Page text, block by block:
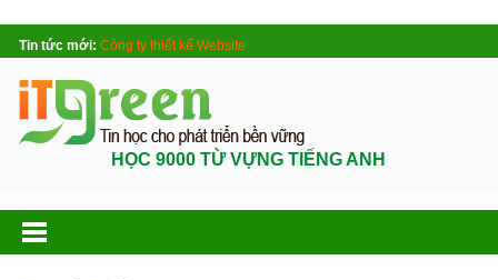
Tin tức mới: Công ty thiết kế Website
HỌC 9000 TỪ VỰNG TIẾNG ANH